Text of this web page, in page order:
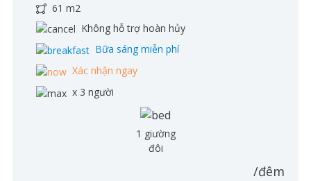
61 m2
Không hỗ trợ hoàn hủy
Bữa sáng miễn phí
Xác nhận ngay
x 3 người
1 giường
đôi
/đêm